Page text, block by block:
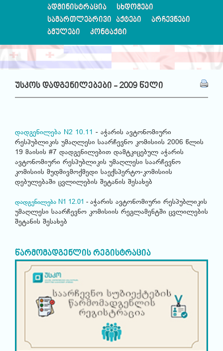
ᲐᲓᲛᲘᲜᲘᲡᲢᲠᲐᲪᲘᲐ
ᲡᲮᲓᲝᲛᲔᲑᲘ
ᲡᲐᲛᲐᲠᲗᲚᲔᲑᲠᲘᲕᲘ ᲐᲥᲢᲔᲑᲘ
ᲐᲠᲩᲔᲕᲜᲔᲑᲘ
ᲑᲛᲣᲚᲔᲑᲘ
ᲙᲝᲜᲢᲐᲥᲢᲘ
უსკოს დადგენილებები - 2009 წელი
დადგენილება N2 10.11 - აჭარის ავტონომიური
რესპუბლიკის უმაღლესი საარჩევნო კომისიის 2006 წლის
19 მაისის #7 დადგენილებით დამტკიცებულ აჭარის
ავტონომიური რესპუბლიკის უმაღლესი საარჩევნო
კომისიის მუდმივმოქმედი საექსპერტო-კომისიის
დებულებაში ცვლილების შეტანის შესახებ
დადგენილება N1 12.01 - აჭარის ავტონომიური რესპუბლიკის
უმაღლესი საარჩევნო კომისიის რეგლამენტში ცვლილების
შეტანის შესახებ
წარმომადგენლის რეგისტრაცია